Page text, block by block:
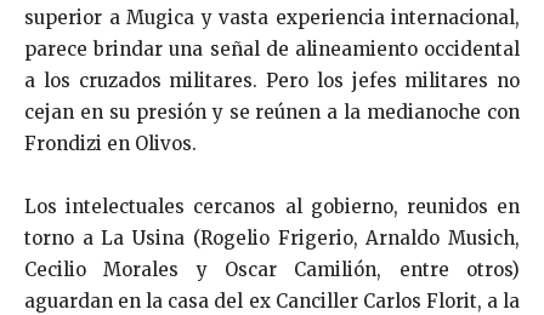
superior a Mugica y vasta experiencia internacional,
parece brindar una señal de alineamiento occidental
a los cruzados militares. Pero los jefes militares no
cejan en su presión y se reúnen a la medianoche con
Frondizi en Olivos.
Los intelectuales cercanos al gobierno, reunidos en
torno a La Usina (Rogelio Frigerio, Arnaldo Musich,
Cecilio Morales y Oscar Camilión, entre otros)
aguardan en la casa del ex Canciller Carlos Florit, a la